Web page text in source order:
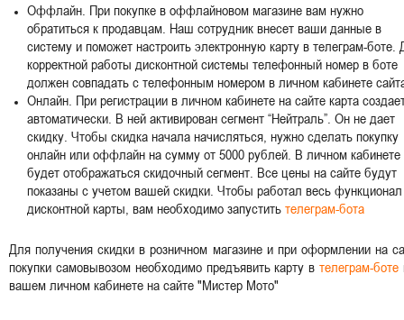
Оффлайн. При покупке в оффлайновом магазине вам нужно
обратиться к продавцам. Наш сотрудник внесет ваши данные в
систему и поможет настроить электронную карту в телеграм-боте.
корректной работы дисконтной системы телефонный номер в боте
должен совпадать с телефонным номером в личном кабинете
Онлайн. При регистрации в личном кабинете на сайте карта
автоматически. В ней активирован сегмент “Нейтраль”. Он не дает
скидку. Чтобы скидка начала начисляться, нужно сделать покупку
онлайн или оффлайн на сумму от 5000 рублей. В личном кабинете
будет отображаться скидочный сегмент. Все цены на сайте будут
показаны с учетом вашей скидки. Чтобы работал весь функционал
дисконтной карты, вам необходимо запустить телеграм-бота
Для получения скидки в розничном магазине и при оформлении на
покупки самовывозом необходимо предъявить карту втелеграм-боте
вашем личном кабинете на сайте "Мистер Мото"